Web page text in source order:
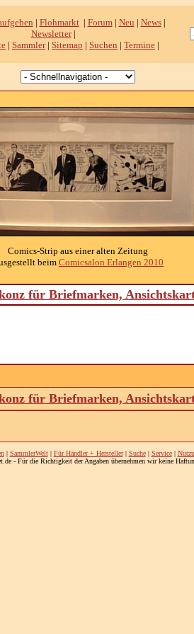
| Flohmarkt| Forum| Neu | News|
Newsletter|
| Sammler| Sitemap | Suchen | Termine |
Comics-Strip aus einer alten Zeitung
beim Comicsalon Erlangen 2010
für Briefmarken,
für Briefmarken,
| SammlerWelt| Für Händler + Hersteller| Suche| Service|
- Für die Richtigkeit der Angaben übernehmen wir keine